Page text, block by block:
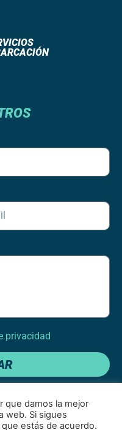
privacidad
que damos la mejor
web. Si sigues
estás de acuerdo.